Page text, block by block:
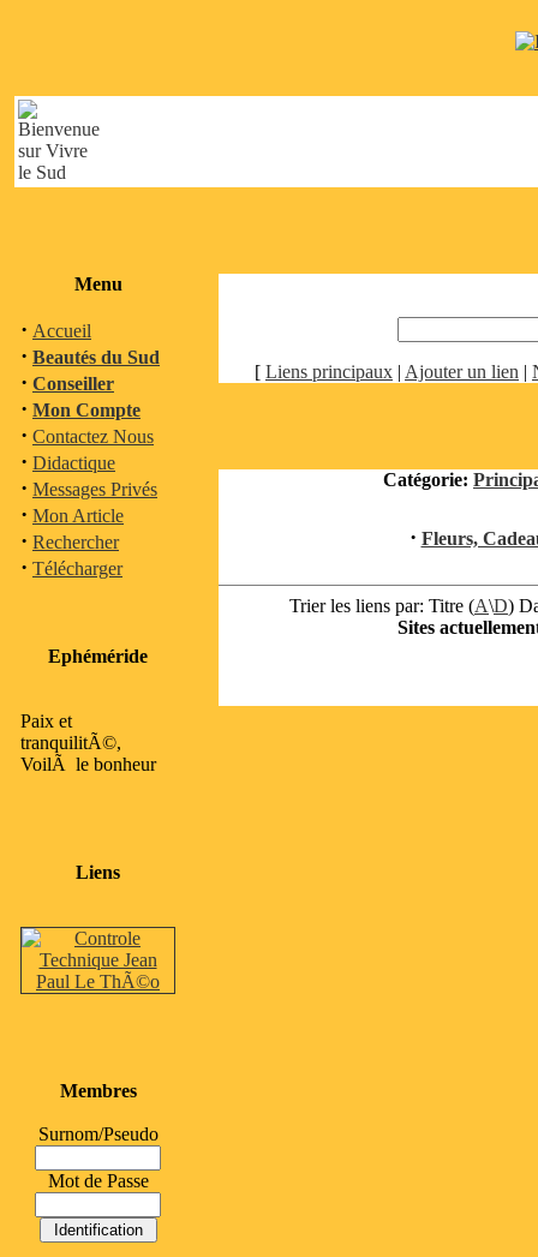
Menu
· Accueil
· Beautés du Sud
· Conseiller
· Mon Compte
· Contactez Nous
· Didactique
· Messages Privés
· Mon Article
· Rechercher
· Télécharger
Ephéméride
Paix et
tranquilitÃ©,
VoilÃ le bonheur
Liens
Membres
Surnom/Pseudo
Mot de Passe
[ Liens principaux | Ajouter un lien |
Catégorie:
· Fleurs,
Trier les liens par: Titre (A\D)
Sites